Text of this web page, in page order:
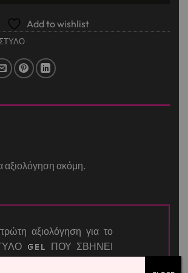
Add to wishlist
ΣΤΥΛΟ
αξιολόγηση ακόμη.
αξιολόγηση για το
GEL ΠΟΥ ΣΒΗΝΕΙ